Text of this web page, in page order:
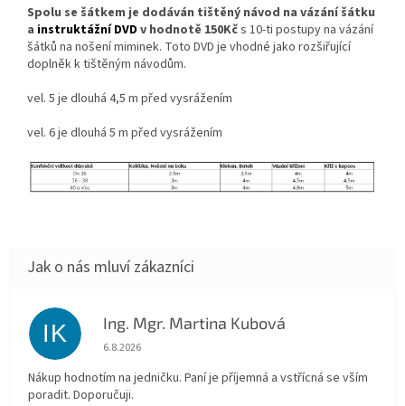
Spolu se šátkem je dodáván tištěný návod na vázání šátku
a instruktážní DVD v hodnotě 150Kčs 10-ti postupy na vázání
šátků na nošení miminek. Toto DVD je vhodné jako rozšiřující
doplněk k tištěným návodům.
vel. 5 je dlouhá 4,5 m před vysrážením
vel. 6 je dlouhá 5 m před vysrážením
IK Ing. Mgr. Martina Kubová
Hodnocení obchodu je 5 z 5 hvězdiček.
6.8.2026
Nákup hodnotím na jedničku. Paní je příjemná a vstřícná se vším
poradit. Doporučuji.